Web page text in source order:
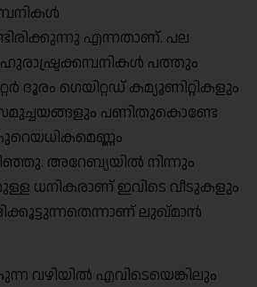
എന്നതാണ്. പല
പത്തും
ദൂരം ഗെയിറ്റഡ് കമ്യൂണിറ്റികളും
സമുച്ചയങ്ങളും പണിതുകൊണ്ടേ
അറേബ്യയിൽ നിന്നും
ധനികരാണ് ഇവിടെ വീടുകളും
ലുഖ്മാൻ
എവിടെയെങ്കിലും